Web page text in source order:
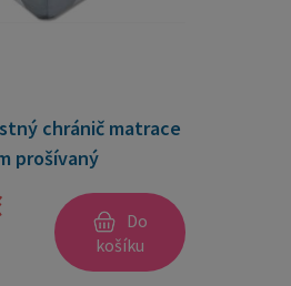
chránič matrace
prošívaný
Do
košíku